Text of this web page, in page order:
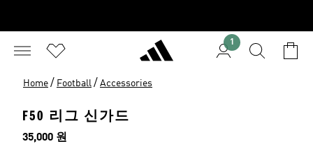
1
Home / Football / Accessories
F50 리그 신가드
가격
35,000 원